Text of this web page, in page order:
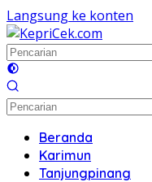
Langsung ke konten
Beranda
Karimun
Tanjungpinang